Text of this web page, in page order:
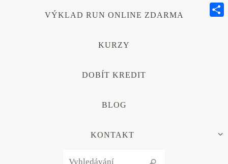
VÝKLAD RUN ONLINE ZDARMA
KURZY
DOBÍT KREDIT
BLOG
KONTAKT
Vyhledávání